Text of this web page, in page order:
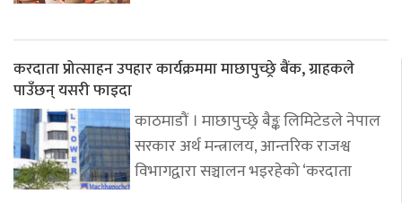
करदाता प्रोत्साहन उपहार कार्यक्रममा माछापुच्छ्रे बैंक, ग्राहकले
पाउँछन् यसरी फाइदा
काठमाडौं । माछापुच्छ्रे बैङ्क लिमिटेडले नेपाल
सरकार अर्थ मन्त्रालय, आन्तरिक राजश्व
विभागद्वारा सञ्चालन भइरहेको ‘करदाता